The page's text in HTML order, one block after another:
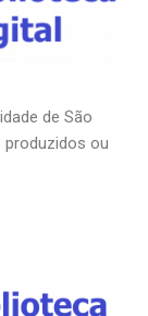
de São
ou